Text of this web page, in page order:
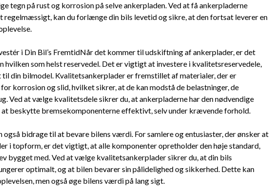
tegn på rust og korrosion på selve ankerpladen. Ved at få ankerpladerne
kan du forlænge din bils levetid og sikre, at den fortsat leverer en
i Din Bil’s FremtidNår det kommer til udskiftning af ankerplader, er det
hvilken som helst reservedel. Det er vigtigt at investere i kvalitetsreservedele,
din bilmodel. Kvalitetsankerplader er fremstillet af materialer, der er
korrosion og slid, hvilket sikrer, at de kan modstå de belastninger, de
Ved at vælge kvalitetsdele sikrer du, at ankerpladerne har den nødvendige
beskytte bremsekomponenterne effektivt, selv under krævende forhold.
også bidrage til at bevare bilens værdi. For samlere og entusiaster, der ønsker at
i topform, er det vigtigt, at alle komponenter opretholder den høje standard,
bygget med. Ved at vælge kvalitetsankerplader sikrer du, at din bils
optimalt, og at bilen bevarer sin pålidelighed og sikkerhed. Dette kan
men også øge bilens værdi på lang sigt.